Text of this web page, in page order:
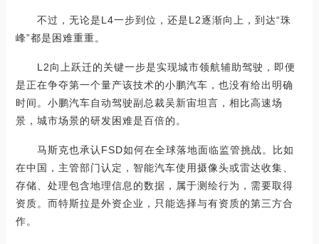
不过，无论是L4一步到位，还是L2逐渐向上，到达“珠
峰”都是困难重重。
L2向上跃迁的关键一步是实现城市领航辅助驾驶，即便
是正在争夺第一个量产该技术的小鹏汽车，也没有给出明确
时间。小鹏汽车自动驾驶副总裁吴新宙坦言，相比高速场
景，城市场景的研发困难是百倍的。
马斯克也承认FSD如何在全球落地面临监管挑战。比如
在中国，主管部门认定，智能汽车使用摄像头或雷达收集、
存储、处理包含地理信息的数据，属于测绘行为，需要取得
资质。而特斯拉是外资企业，只能选择与有资质的第三方合
作。